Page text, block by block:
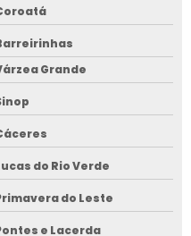
Grande
do Rio Verde
do Leste
e Lacerda